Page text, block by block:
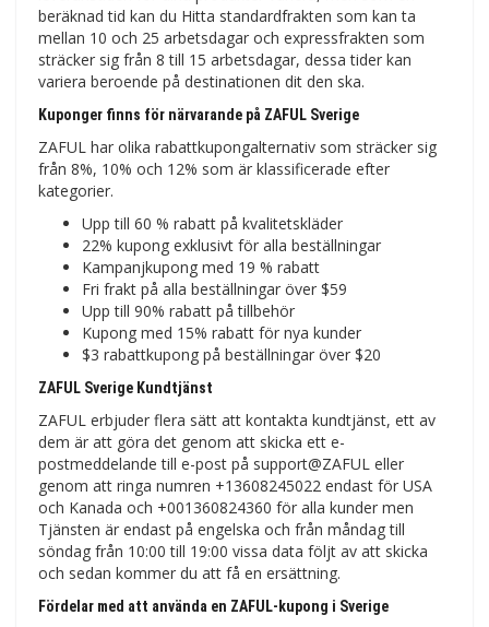
beräknad tid kan du Hitta standardfrakten som kan ta
mellan 10 och 25 arbetsdagar och expressfrakten som
sträcker sig från 8 till 15 arbetsdagar, dessa tider kan
variera beroende på destinationen dit den ska.
Kuponger finns för närvarande på ZAFUL Sverige
ZAFUL har olika rabattkupongalternativ som sträcker sig
från 8%, 10% och 12% som är klassificerade efter
kategorier.
Upp till 60 % rabatt på kvalitetskläder
22% kupong exklusivt för alla beställningar
Kampanjkupong med 19 % rabatt
Fri frakt på alla beställningar över $59
Upp till 90% rabatt på tillbehör
Kupong med 15% rabatt för nya kunder
$3 rabattkupong på beställningar över $20
ZAFUL Sverige Kundtjänst
ZAFUL erbjuder flera sätt att kontakta kundtjänst, ett av
dem är att göra det genom att skicka ett e-
postmeddelande till e-post på support@ZAFUL eller
genom att ringa numren +13608245022 endast för USA
och Kanada och +001360824360 för alla kunder men
Tjänsten är endast på engelska och från måndag till
söndag från 10:00 till 19:00 vissa data följt av att skicka
och sedan kommer du att få en ersättning.
Fördelar med att använda en ZAFUL-kupong i Sverige